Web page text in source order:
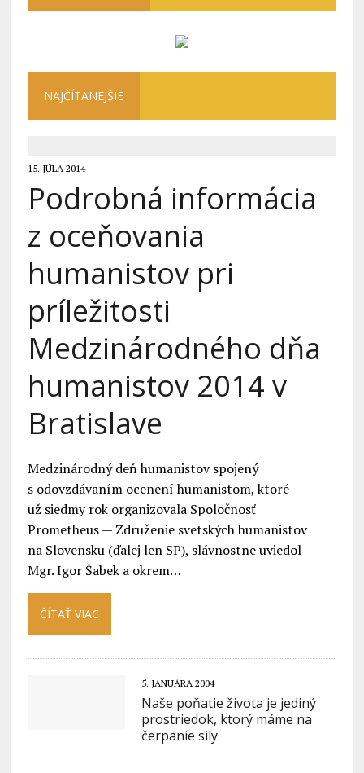
NAJČÍTANEJŠIE
15. JÚLA 2014
Podrobná informácia
z oceňovania
humanistov pri
príležitosti
Medzinárodného dňa
humanistov 2014 v
Bratislave
Medzinárodný deň humanistov spojený
s odovzdávaním ocenení humanistom, ktoré
už siedmy rok organizovala Spoločnosť
Prometheus — Združenie svetských humanistov
na Slovensku (ďalej len SP), slávnostne uviedol
Mgr. Igor Šabek a okrem…
ČÍTAŤ VIAC
5. JANUÁRA 2004
Naše poňatie života je jediný
prostriedok, ktorý máme na
čerpanie sily